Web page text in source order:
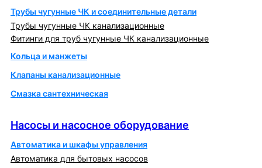
Трубы чугунные ЧК и соединительные детали
Трубы чугунные ЧК канализационные
Фитинги для труб чугунные ЧК канализационные
Кольца и манжеты
Клапаны канализационные
Смазка сантехническая
Насосы и насосное оборудование
Автоматика и шкафы управления
Автоматика для бытовых насосов